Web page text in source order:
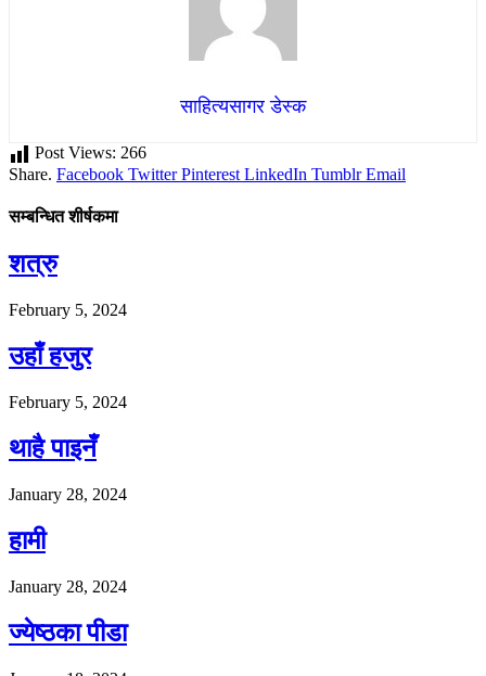
साहित्यसागर डेस्क
Post Views: 266
Share. Facebook Twitter Pinterest LinkedIn Tumblr Email
सम्बन्धित शीर्षकमा
शत्रु
February 5, 2024
उहाँ हजुर
February 5, 2024
थाहै पाइनँ
January 28, 2024
हामी
January 28, 2024
ज्येष्ठका पीडा